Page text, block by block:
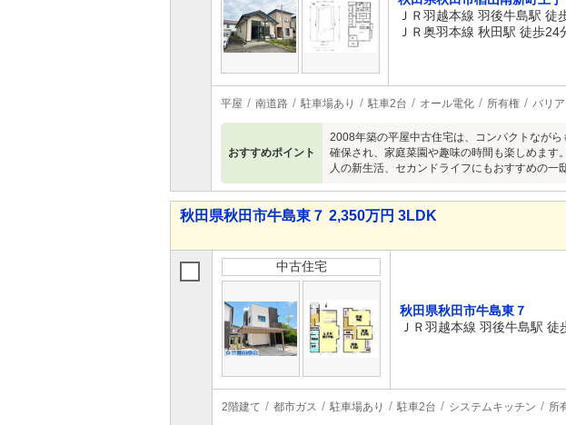
ＪＲ羽越本線 羽後牛島駅 徒
ＪＲ奥羽本線 秋田駅 徒歩24
平屋 南道路 駐車場あり 駐車2台 オール電化 所有権 バリ
おすすめポイント
2008年築の平屋中古住宅は、コンパクトなが
確保され、家庭菜園や趣味の時間も楽しめま
人の新生活、セカンドライフにもおすすめの一
秋田県秋田市牛島東７ 2,350万円 3LDK
中古住宅
秋田県秋田市牛島東７
ＪＲ羽越本線 羽後牛島駅 徒
2階建て 都市ガス 駐車場あり 駐車2台 システムキッチン 所